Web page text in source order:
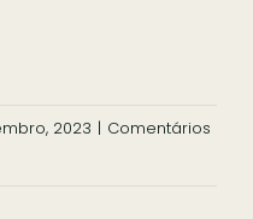
2023 | Comentários